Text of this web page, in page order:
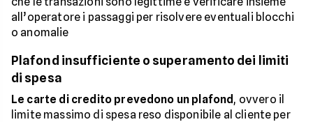
all’operatore i passaggi per risolvere eventuali blocchi
o anomalie
Plafond insufficiente o superamento dei limiti
di spesa
Le carte di credito prevedono un plafond , ovvero il
limite massimo di spesa reso disponibile al cliente per